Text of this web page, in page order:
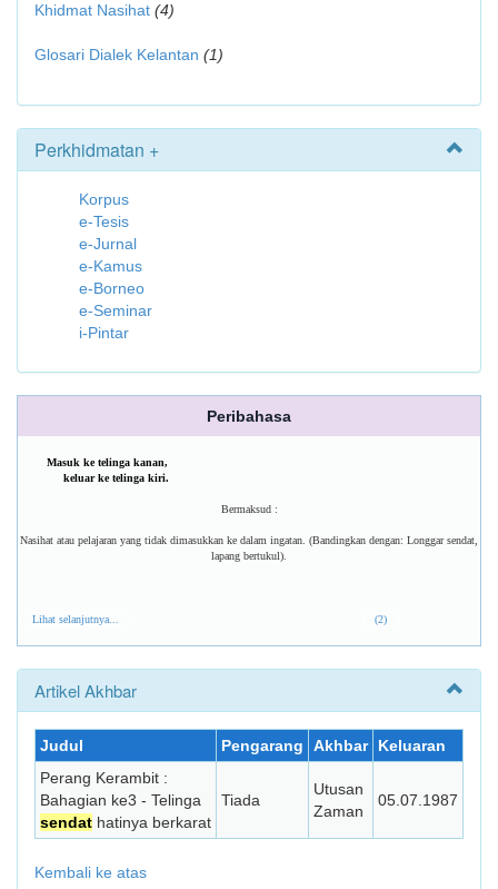
Khidmat Nasihat (4)
Glosari Dialek Kelantan (1)
Perkhidmatan +
Korpus
e-Tesis
e-Jurnal
e-Kamus
e-Borneo
e-Seminar
i-Pintar
Peribahasa
Masuk ke telinga kanan,
keluar ke telinga kiri.
Bermaksud :
Nasihat atau pelajaran yang tidak dimasukkan ke dalam ingatan. (Bandingkan dengan: Longgar sendat,
lapang bertukul).
Lihat selanjutnya... (2)
Artikel Akhbar
Judul Pengarang Akhbar
Keluaran
Perang Kerambit :
Bahagian ke3 - Telinga
sendat hatinya berkarat
Tiada
Utusan
Zaman
05.07.1987
Kembali ke atas